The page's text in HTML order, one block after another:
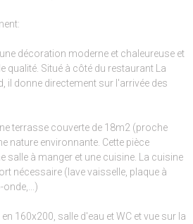
décoration moderne et chaleureuse et
qualité. Situé à côté du restaurant La
il donne directement sur l'arrivée des
terrasse couverte de 18m2 (proche
nature environnante. Cette pièce
salle à manger et une cuisine. La cuisine
nécessaire (lave vaisselle, plaque à
160x200, salle d'eau et WC et vue sur la